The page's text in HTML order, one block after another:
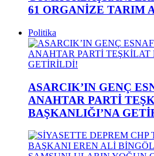
61 ORGANİZE TARIM
Politika
ASARCIK’IN GENÇ
ANAHTAR PARTİ
BAŞKANLIĞI’NA